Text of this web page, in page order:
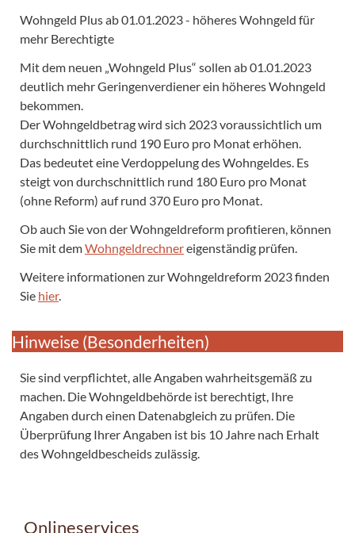
Wohngeld Plus ab 01.01.2023 - höheres Wohngeld für
mehr Berechtigte
Mit dem neuen „Wohngeld Plus“ sollen ab 01.01.2023
deutlich mehr Geringenverdiener ein höheres Wohngeld
bekommen.
Der Wohngeldbetrag wird sich 2023 voraussichtlich um
durchschnittlich rund 190 Euro pro Monat erhöhen.
Das bedeutet eine Verdoppelung des Wohngeldes. Es
steigt von durchschnittlich rund 180 Euro pro Monat
(ohne Reform) auf rund 370 Euro pro Monat.
Ob auch Sie von der Wohngeldreform profitieren, können
Sie mit demWohngeldrechnereigenständig prüfen.
Weitere informationen zur Wohngeldreform 2023 finden
Sie hier.
Hinweise (Besonderheiten)
Sie sind verpflichtet, alle Angaben wahrheitsgemäß zu
machen. Die Wohngeldbehörde ist berechtigt, Ihre
Angaben durch einen Datenabgleich zu prüfen. Die
Überprüfung Ihrer Angaben ist bis 10 Jahre nach Erhalt
des Wohngeldbescheids zulässig.
Onlineservices